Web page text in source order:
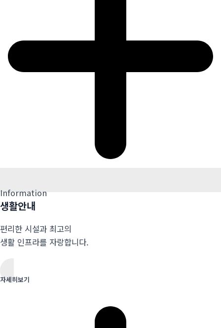
Information
생활안내
편리한 시설과 최고의
생활 인프라를 자랑합니다.
자세히보기